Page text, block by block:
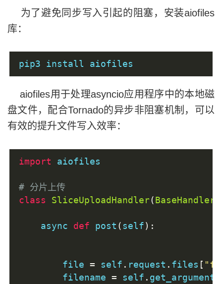
为了避免同步写入引起的阻塞，安装aiofiles
库：
pip3 install aiofiles
aiofiles用于处理asyncio应用程序中的本地磁
盘文件，配合Tornado的异步非阻塞机制，可以
有效的提升文件写入效率：
import aiofiles
# 分片上传
class
SliceUploadHandler(BaseHandler
    async
def post (self):
        file
= self . request . files [
        filename
= self . get_argument